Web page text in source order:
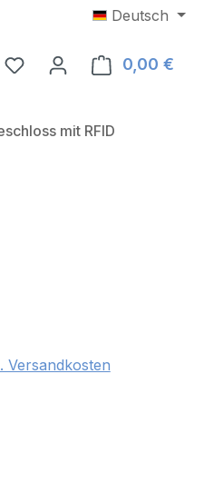
Deutsch
0,00 €
der Kategorie USB
mit RFID
Versandkosten